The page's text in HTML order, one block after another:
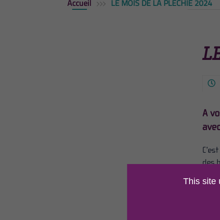
Accueil LE MOIS DE LA PLÈCHIE 2024
A
des
Et
This site